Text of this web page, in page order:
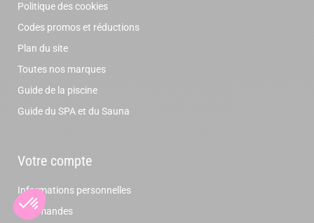
Politique des cookies
Codes promos et réductions
Plan du site
Toutes nos marques
Guide de la piscine
Guide du SPA et du Sauna
Votre compte
Informations personnelles
Commandes